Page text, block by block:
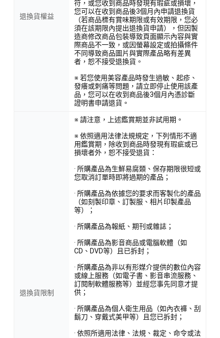
退換貨權益
符，或您收到商品時發現有瑕疵或損壞，
您可以在收到商品後3個月內申請退換貨
（若商品標有賞味期限或有效期限，您必
須在該期限內提出退換貨申請），但因製
造商修改商品包裝導致頁面顯示內容與實
際商品不一致，或因螢幕設定或拍攝條件
不同導致商品圖片與實際產品略有差異
者，恕不接受退換貨。
※ 若您使用美容產品時發生過敏、起疹、
發癢或刺痛等問題，請立即停止使用該產
品，您可以在收到商品後3個月內憑診斷
證明書申請退貨。
退換貨限制
※ 請注意，上述鑑賞期並非試用期。
※ 依照適用法律法規規定，下列情形不適
用鑑賞期，除收到商品時發現有瑕疵或已
損壞者外，恕不接受退貨：
· 所購產品為生鮮易腐類、保存期限很短或
您取消訂單時即將過期的產品；
· 所購產品為依據您的要求而客製化的產品
（如刻製印章、訂製服、相片印製產品
等）；
· 所購產品為報紙、期刊或雜誌；
· 所購產品為影音商品或電腦軟體（如
CD、DVD等）且已拆封；
· 所購產品為非以有形媒介提供的數位內容
或線上服務（如電子書、影音串流服務、
訂閱制軟體服務等）並經您事先同意才提
供；
· 所購產品為個人衛生用品（如內衣褲、刮
鬍刀、穿戴式美甲等）且您已拆封；
· 依照所適用法律、法規、裁定、命令或法